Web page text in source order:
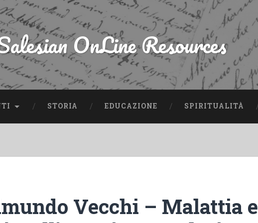
OnLine Resources
STORIA EDUCAZIONE SPIRITUALITÀ
Vecchi – Malattia e